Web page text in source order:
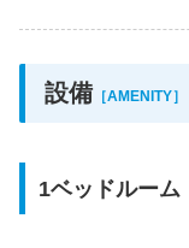
設備 ［AMENITY］
1ベッドルーム